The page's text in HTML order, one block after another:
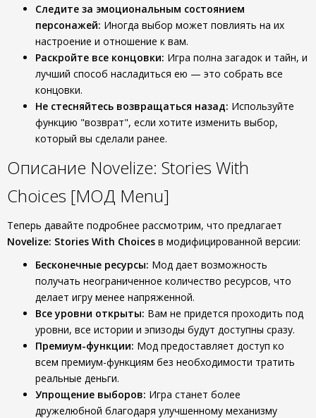
Следите за эмоциональным состоянием
персонажей: Иногда выбор может повлиять на их
настроение и отношение к вам.
Раскройте все концовки: Игра полна загадок и тайн, и
лучший способ насладиться ею — это собрать все
концовки.
Не стесняйтесь возвращаться назад: Используйте
функцию "возврат", если хотите изменить выбор,
который вы сделали ранее.
Описание Novelize: Stories With
Choices [МОД Menu]
Теперь давайте подробнее рассмотрим, что предлагает
Novelize: Stories With Choices в модифицированной версии:
Бесконечные ресурсы: Мод дает возможность
получать неограниченное количество ресурсов, что
делает игру менее напряженной.
Все уровни открыты: Вам не придется проходить под
уровни, все истории и эпизоды будут доступны сразу.
Премиум-функции: Мод предоставляет доступ ко
всем премиум-функциям без необходимости тратить
реальные деньги.
Упрощение выборов: Игра станет более
дружелюбной благодаря улучшенному механизму